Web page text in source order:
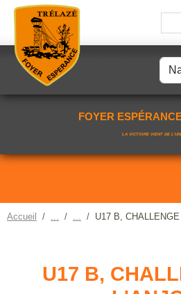
FOYER
LA VICTOIRE VIENT DE
Accueil U17 B,
U17 B,
Panneau de gestion des cookies